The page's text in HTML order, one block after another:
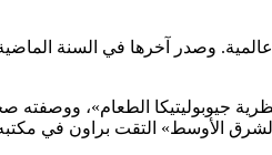
وصدر آخرها في السنة
جيوبوليتيكا الطعام»،
الأوسط» التقت براون في